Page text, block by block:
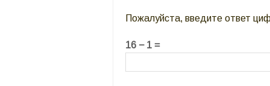
Пожалуйста, введите ответ
16 − 1 =